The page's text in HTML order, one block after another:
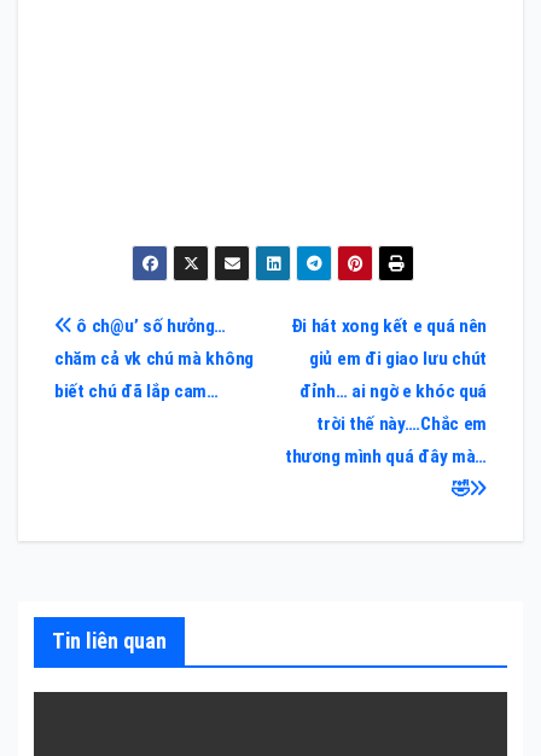
Điều
hướng
Đi hát xong kết e quá nên
giủ em đi giao lưu chút
đỉnh… ai ngờ e khóc quá
trời thế này….Chắc em
thương mình quá đây mà…
🤣
ô ch@u’ số hưởng…
chăm cả vk chú mà không
biết chú đã lắp cam…
Tin liên quan